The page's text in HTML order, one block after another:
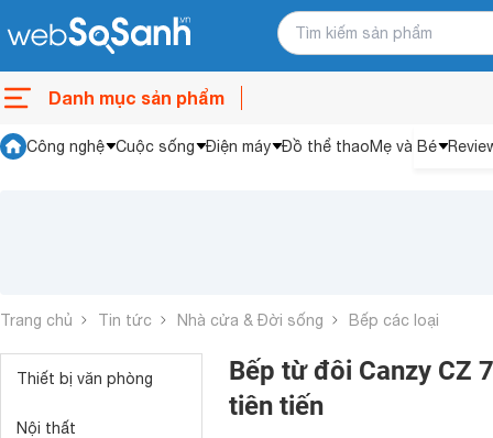
Danh mục sản phẩm
Công nghệ Cuộc sống Điện máy Đồ thể thaoMẹ và Bé
Trang chủ Tin tức Nhà cửa & Đời sống Bếp các loại
Thiết bị văn phòng
Nội thất
Bếp từ đôi Canzy CZ
tiên tiến